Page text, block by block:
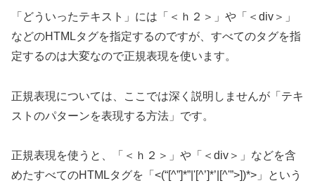
「どういったテキスト」には「＜ｈ２＞」や「＜div＞」
などのHTMLタグを指定するのですが、すべてのタグを指
定するのは大変なので正規表現を使います。
正規表現については、ここでは深く説明しませんが「テキ
ストのパターンを表現する方法」です。
正規表現を使うと、「＜ｈ２＞」や「＜div＞」などを含
めたすべてのHTMLタグを「<(“[^”]*”|'[^’]*’|[^'”>])*>」という